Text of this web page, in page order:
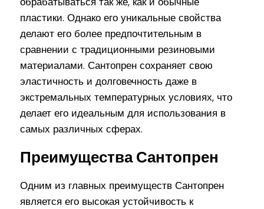
пластики. Однако его уникальные свойства
делают его более предпочтительным в
сравнении с традиционными резиновыми
материалами. Сантопрен сохраняет свою
эластичность и долговечность даже в
экстремальных температурных условиях, что
делает его идеальным для использования в
самых различных сферах.
Преимущества Сантопрен
Одним из главных преимуществ Сантопрен
является его высокая устойчивость к